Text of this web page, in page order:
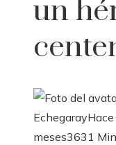
un
Echegaray
meses363 1